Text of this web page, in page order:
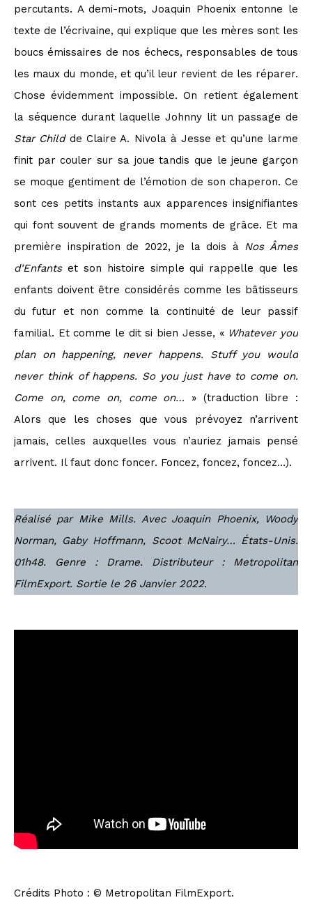
percutants. A demi-mots, Joaquin Phoenix entonne le
texte de l’écrivaine, qui explique que les mères sont les
boucs émissaires de nos échecs, responsables de tous
les maux du monde, et qu’il leur revient de les réparer.
Chose évidemment impossible. On retient également
la séquence durant laquelle Johnny lit un passage de
Star Childde Claire A. Nivola à Jesse et qu’une larme
finit par couler sur sa joue tandis que le jeune garçon
se moque gentiment de l’émotion de son chaperon. Ce
sont ces petits instants aux apparences insignifiantes
qui font souvent de grands moments de grâce. Et ma
première inspiration de 2022, je la dois à Nos Âmes
d’Enfantset son histoire simple qui rappelle que les
enfants doivent être considérés comme les bâtisseurs
du futur et non comme la continuité de leur passif
familial. Et comme le dit si bien Jesse, « Whatever you
plan on happening, never happens. Stuff you would
never think of happens. So you just have to come on.
Come on, come on, come on… » (traduction libre :
Alors que les choses que vous prévoyez n’arrivent
jamais, celles auxquelles vous n’auriez jamais pensé
arrivent. Il faut donc foncer. Foncez, foncez, foncez…).
Réalisé par Mike Mills. Avec Joaquin Phoenix, Woody
Norman, Gaby Hoffmann, Scoot McNairy… États-Unis.
01h48. Genre : Drame. Distributeur : Metropolitan
FilmExport. Sortie le 26 Janvier 2022.
Crédits Photo : © Metropolitan FilmExport.